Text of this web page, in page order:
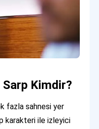
Sarp Kimdir?
fazla sahnesi yer
karakteri ile izleyici